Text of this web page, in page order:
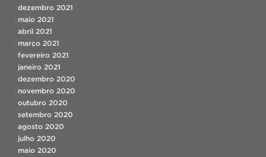
dezembro 2021
maio 2021
abril 2021
março 2021
fevereiro 2021
janeiro 2021
dezembro 2020
novembro 2020
outubro 2020
setembro 2020
agosto 2020
julho 2020
maio 2020